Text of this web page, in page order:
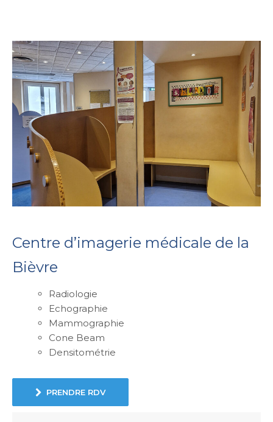
Centre d’imagerie médicale de la
Bièvre
Radiologie
Echographie
Mammographie
Cone Beam
Densitométrie
PRENDRE RDV